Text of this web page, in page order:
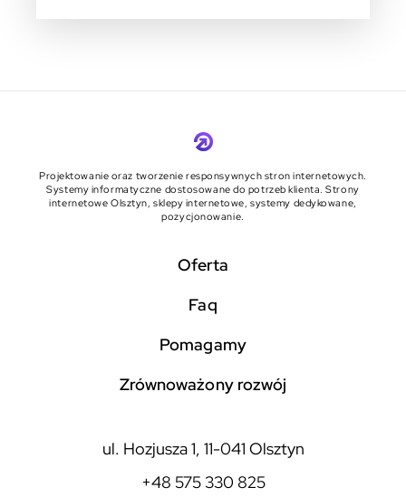
Projektowanie oraz tworzenie responsywnych stron internetowych.
Systemy informatyczne dostosowane do potrzeb klienta. Strony
internetowe Olsztyn, sklepy internetowe, systemy dedykowane,
pozycjonowanie.
Oferta
faq
pomagamy
zrównoważony rozwój
ul. Hozjusza 1, 11-041 Olsztyn
+48 575 330 825